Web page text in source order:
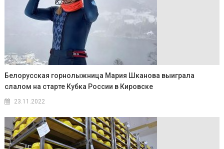
Белорусская горнолыжница Мария Шканова выиграла
слалом на старте Кубка России в Кировске
23.11.2022